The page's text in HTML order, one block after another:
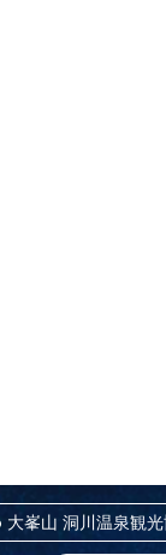
大峯山 洞川温泉観